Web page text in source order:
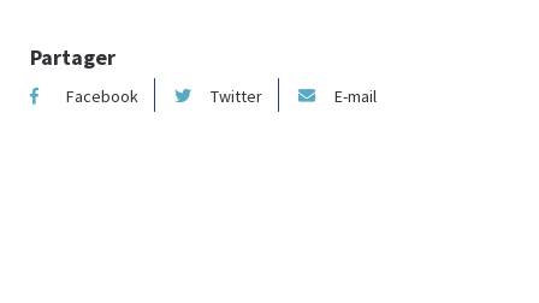
Partager
Facebook Twitter E-mail